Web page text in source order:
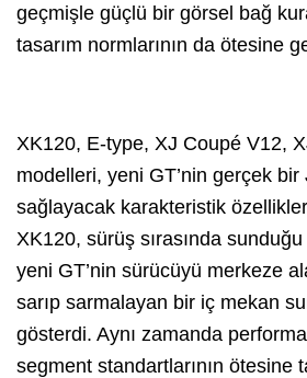
geçmişle güçlü bir görsel bağ
tasarım normlarının da ötesine
XK120, E-type, XJ Coupé V12,
modelleri, yeni GT’nin gerçek bir
sağlayacak karakteristik
XK120, sürüş sırasında
yeni GT’nin sürücüyü merkeze
sarıp sarmalayan bir iç mekan
gösterdi. Aynı zamanda
segment standartlarının ötesine